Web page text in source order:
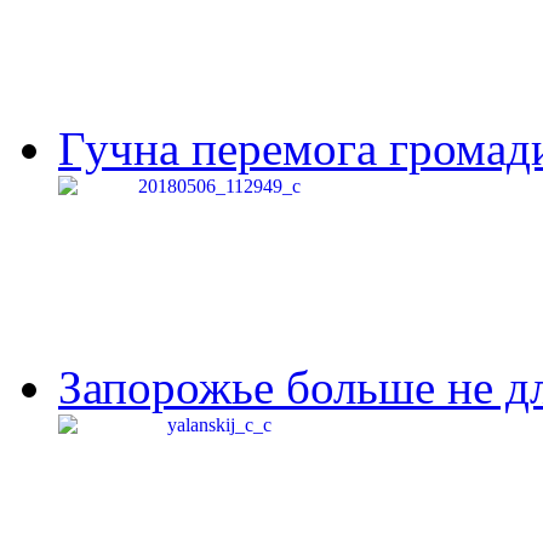
Гучна перемога
Запорожье больше не